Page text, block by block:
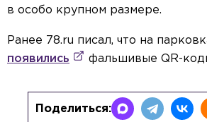
в особо крупном размере.
Ранее 78.ru писал, что на
появились
фальшивые QR-
Поделиться: